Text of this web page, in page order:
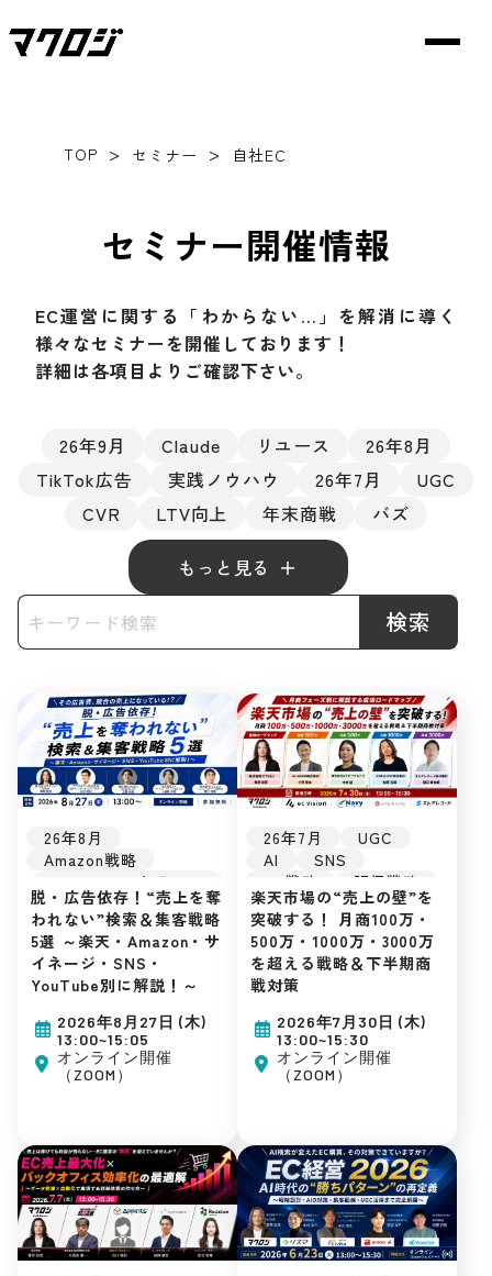
TOP > セミナー > 自社EC
セミナー開催情報
EC運営に関する「わからない…」を解消に導く
様々なセミナーを開催しております！
詳細は各項目よりご確認下さい。
26年9月 Claude リユース
26年8月
TikTok広告
実践ノウハウ 26年7月
UGC
CVR
LTV向上 年末商戦 バズ
もっと見る
検索
26年8月
Amazon戦略
Amazonマーケティン
グ
YouTube
AI
SNS
EC戦略
販促戦略
楽天市場
Amazon
D2C
自社EC
初めてのEC
広告運用
集客ノウハウ
脱・広告依存！“売上を奪
われない”検索＆集客戦略
5選 ～楽天・Amazon・サ
イネージ・SNS・
YouTube別に解説！～
2026年8月27日 (木)
13:00~15:05
オンライン開催
（ZOOM）
26年7月
UGC
AI
SNS
EC戦略
販促戦略
楽天市場
Amazon
Yahoo!ショッピング
D2C
SEO
自社EC
初めてのEC
広告運用
集客ノウハウ
楽天市場の“売上の壁”を
突破する！ 月商100万・
500万・1000万・3000万
を超える戦略＆下半期商
戦対策
2026年7月30日 (木)
13:00~15:30
オンライン開催
（ZOOM）